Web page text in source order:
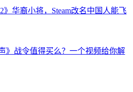
》华裔小将，Steam改名中国人能飞
》战令值得买么？一个视频给你解